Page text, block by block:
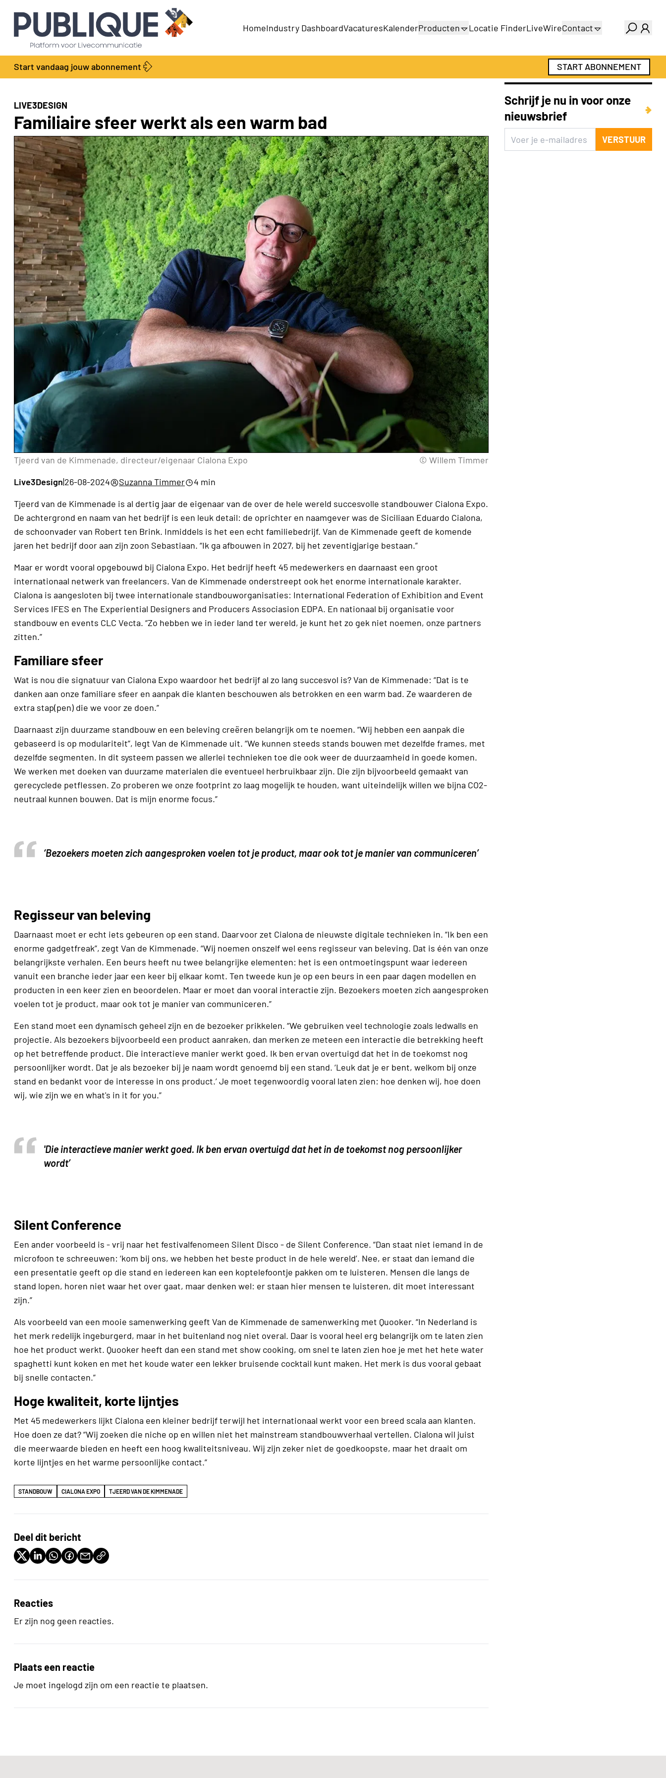
HomeIndustry DashboardVacaturesKalenderProducten
Productengids
Locatie FinderLiveWireContact
Adverteren
Abonnementen
Start vandaag jouw abonnement START ABONNEMENT
LIVE3DESIGN
Familiaire sfeer werkt als een warm bad
Tjeerd van de Kimmenade, directeur/eigenaar Cialona Expo
© Willem Timmer
Live3Design|26-08-2024 Suzanna Timmer
4 min
Tjeerd van de Kimmenade is al dertig jaar de eigenaar van de over de hele wereld succesvolle standbouwer Cialona Expo.
De achtergrond en naam van het bedrijf is een leuk detail: de oprichter en naamgever was de Siciliaan Eduardo Cialona,
de schoonvader van Robert ten Brink. Inmiddels is het een echt familiebedrijf. Van de Kimmenade geeft de komende
jaren het bedrijf door aan zijn zoon Sebastiaan. “Ik ga afbouwen in 2027, bij het zeventigjarige bestaan.”
Maar er wordt vooral opgebouwd bij Cialona Expo. Het bedrijf heeft 45 medewerkers en daarnaast een groot
internationaal netwerk van freelancers. Van de Kimmenade onderstreept ook het enorme internationale karakter.
Cialona is aangesloten bij twee internationale standbouworganisaties: International Federation of Exhibition and Event
Services IFES en The Experiential Designers and Producers Associasion EDPA. En nationaal bij organisatie voor
standbouw en events CLC Vecta. “Zo hebben we in ieder land ter wereld, je kunt het zo gek niet noemen, onze partners
zitten.”
Familiare sfeer
Wat is nou die signatuur van Cialona Expo waardoor het bedrijf al zo lang succesvol is? Van de Kimmenade: “Dat is te
danken aan onze familiare sfeer en aanpak die klanten beschouwen als betrokken en een warm bad. Ze waarderen de
extra stap(pen) die we voor ze doen.”
Daarnaast zijn duurzame standbouw en een beleving creëren belangrijk om te noemen. “Wij hebben een aanpak die
gebaseerd is op modulariteit”, legt Van de Kimmenade uit. “We kunnen steeds stands bouwen met dezelfde frames, met
dezelfde segmenten. In dit systeem passen we allerlei technieken toe die ook weer de duurzaamheid in goede komen.
We werken met doeken van duurzame materialen die eventueel herbruikbaar zijn. Die zijn bijvoorbeeld gemaakt van
gerecyclede petflessen. Zo proberen we onze footprint zo laag mogelijk te houden, want uiteindelijk willen we bijna CO2-
neutraal kunnen bouwen. Dat is mijn enorme focus.”
‘Bezoekers moeten zich aangesproken voelen tot je product, maar ook tot je manier van communiceren’
Regisseur van beleving
Daarnaast moet er echt iets gebeuren op een stand. Daarvoor zet Cialona de nieuwste digitale technieken in. “Ik ben een
enorme gadgetfreak”, zegt Van de Kimmenade. “Wij noemen onszelf wel eens regisseur van beleving. Dat is één van onze
belangrijkste verhalen. Een beurs heeft nu twee belangrijke elementen: het is een ontmoetingspunt waar iedereen
vanuit een branche ieder jaar een keer bij elkaar komt. Ten tweede kun je op een beurs in een paar dagen modellen en
producten in een keer zien en beoordelen. Maar er moet dan vooral interactie zijn. Bezoekers moeten zich aangesproken
voelen tot je product, maar ook tot je manier van communiceren.”
Een stand moet een dynamisch geheel zijn en de bezoeker prikkelen. “We gebruiken veel technologie zoals ledwalls en
projectie. Als bezoekers bijvoorbeeld een product aanraken, dan merken ze meteen een interactie die betrekking heeft
op het betreffende product. Die interactieve manier werkt goed. Ik ben ervan overtuigd dat het in de toekomst nog
persoonlijker wordt. Dat je als bezoeker bij je naam wordt genoemd bij een stand. ‘Leuk dat je er bent, welkom bij onze
stand en bedankt voor de interesse in ons product.’ Je moet tegenwoordig vooral laten zien: hoe denken wij, hoe doen
wij, wie zijn we en what's in it for you.”
'Die interactieve manier werkt goed. Ik ben ervan overtuigd dat het in de toekomst nog persoonlijker
wordt’
Silent Conference
Een ander voorbeeld is - vrij naar het festivalfenomeen Silent Disco - de Silent Conference. “Dan staat niet iemand in de
microfoon te schreeuwen: ‘kom bij ons, we hebben het beste product in de hele wereld’. Nee, er staat dan iemand die
een presentatie geeft op die stand en iedereen kan een koptelefoontje pakken om te luisteren. Mensen die langs de
stand lopen, horen niet waar het over gaat, maar denken wel: er staan hier mensen te luisteren, dit moet interessant
zijn.”
Als voorbeeld van een mooie samenwerking geeft Van de Kimmenade de samenwerking met Quooker. “In Nederland is
het merk redelijk ingeburgerd, maar in het buitenland nog niet overal. Daar is vooral heel erg belangrijk om te laten zien
hoe het product werkt. Quooker heeft dan een stand met show cooking, om snel te laten zien hoe je met het hete water
spaghetti kunt koken en met het koude water een lekker bruisende cocktail kunt maken. Het merk is dus vooral gebaat
bij snelle contacten.”
Hoge kwaliteit, korte lijntjes
Met 45 medewerkers lijkt Cialona een kleiner bedrijf terwijl het internationaal werkt voor een breed scala aan klanten.
Hoe doen ze dat? “Wij zoeken die niche op en willen niet het mainstream standbouwverhaal vertellen. Cialona wil juist
die meerwaarde bieden en heeft een hoog kwaliteitsniveau. Wij zijn zeker niet de goedkoopste, maar het draait om
korte lijntjes en het warme persoonlijke contact.”
STANDBOUW CIALONA EXPO TJEERD VAN DE KIMMENADE
Deel dit bericht
Reacties
Er zijn nog geen reacties.
Plaats een reactie
Je moet ingelogd zijn om een reactie te plaatsen.
Schrijf je nu in voor onze
nieuwsbrief
VERSTUUR